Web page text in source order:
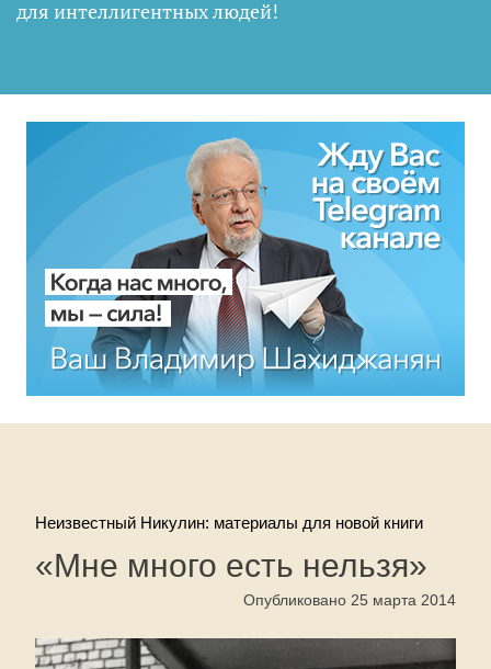
для интеллигентных людей!
Неизвестный Никулин: материалы для новой книги
«Мне много есть нельзя»
Опубликовано 25 марта 2014